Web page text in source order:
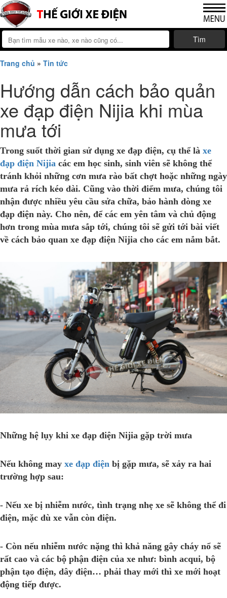
Tìm
Trang chủ » Tin tức
Hướng dẫn cách bảo quản
xe đạp điện Nijia khi mùa
mưa tới
Trong suốt thời gian sử dụng xe đạp điện, cụ thể là xe
đạp điện Nijia các em học sinh, sinh viên sẽ không thể
tránh khỏi những cơn mưa rào bất chợt hoặc những ngày
mưa rả rích kéo dài. Cũng vào thời điểm mưa, chúng tôi
nhận được nhiều yêu cầu sửa chữa, bảo hành dòng xe
đạp điện này. Cho nên, để các em yên tâm và chủ động
hơn trong mùa mưa sắp tới, chúng tôi sẽ gửi tới bài viết
về cách bảo quan xe đạp điện Nijia cho các em nắm bắt.
Những hệ lụy khi xe đạp điện Nijia gặp trời mưa
Nếu không may xe đạp điện bị gặp mưa, sẽ xảy ra hai
trường hợp sau:
- Nếu xe bị nhiễm nước, tình trạng nhẹ xe sẽ không thể đi
điện, mặc dù xe vẫn còn điện.
- Còn nếu nhiễm nước nặng thì khả năng gây cháy nổ sẽ
rất cao và các bộ phận điện của xe như: bình acqui, bộ
phận tạo điện, dây điện… phải thay mới thì xe mới hoạt
động tiếp được.